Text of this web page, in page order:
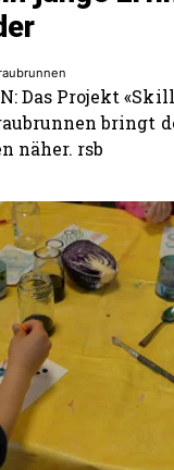
Das Projekt
bringt
näher. rsb